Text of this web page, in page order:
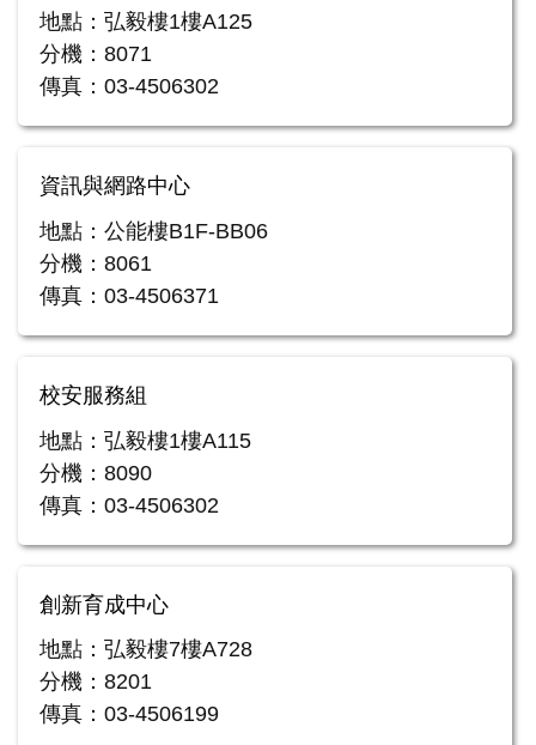
地點：弘毅樓1樓A125
分機：8071
傳真：03-4506302
資訊與網路中心
地點：公能樓B1F-BB06
分機：8061
傳真：03-4506371
校安服務組
地點：弘毅樓1樓A115
分機：8090
傳真：03-4506302
創新育成中心
地點：弘毅樓7樓A728
分機：8201
傳真：03-4506199